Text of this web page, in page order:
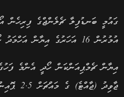
ގައުމީ ބަނޑުފިލާ ޗެލެންޖްގެ ފިރިހެން
އުމުރުން 16 އަހަރުގެ އިޔާން އަހްމަދު ހޯދައިފިއެވެ.
އިޔާން ޗެމްޕިއަންކަން ހޯދީ އެންމެ
ޖާވިދު